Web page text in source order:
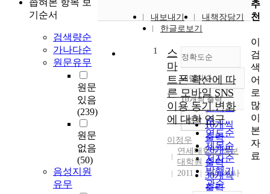
좁혀본 항목 보
기순서
검색량순
가나다순
원문유무
원문
있음
(239)
원문
없음
(50)
음성지원
유무
내보내기
내책장담기
한글로보기
정확도순
정확도
순
인기도
순
연도순
제목순
저자순
발행기
관순
내림차순
내림차순
10개씩 출력
10개씩
출력
20개씩
출력
30개씩
출력
조회
1
스
마
트폰 확산에 따
른 모바일 SNS
이용 동기 변화
에 대한 연구
이정우
연세대학교 정보
대학원
2011
국내석사
추
천
이
검
색
어
로
많
이
본
자
료